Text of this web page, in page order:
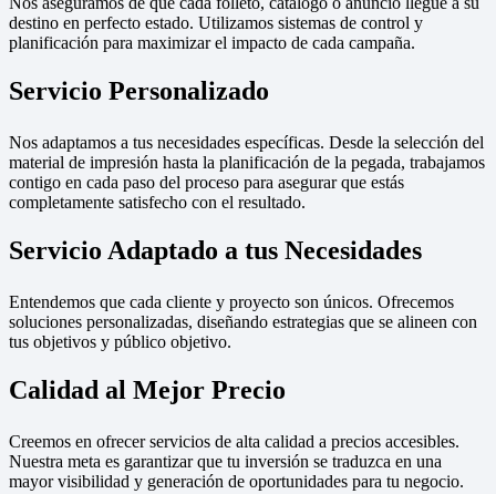
destino en perfecto estado. Utilizamos sistemas de control y
planificación para maximizar el impacto de cada campaña.
Servicio Personalizado
Nos adaptamos a tus necesidades específicas. Desde la selección del
material de impresión hasta la planificación de la pegada, trabajamos
contigo en cada paso del proceso para asegurar que estás
completamente satisfecho con el resultado.
Servicio Adaptado a tus Necesidades
Entendemos que cada cliente y proyecto son únicos. Ofrecemos
soluciones personalizadas, diseñando estrategias que se alineen con
tus objetivos y público objetivo.
Calidad al Mejor Precio
Creemos en ofrecer servicios de alta calidad a precios accesibles.
Nuestra meta es garantizar que tu inversión se traduzca en una
mayor visibilidad y generación de oportunidades para tu negocio.